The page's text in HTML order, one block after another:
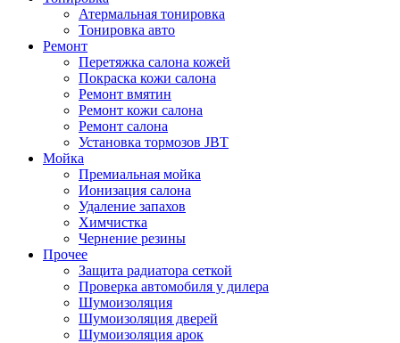
Атермальная тонировка
Тонировка авто
Ремонт
Перетяжка салона кожей
Покраска кожи салона
Ремонт вмятин
Ремонт кожи салона
Ремонт салона
Установка тормозов JBT
Мойка
Премиальная мойка
Ионизация салона
Удаление запахов
Химчистка
Чернение резины
Прочее
Защита радиатора сеткой
Проверка автомобиля у дилера
Шумоизоляция
Шумоизоляция дверей
Шумоизоляция арок